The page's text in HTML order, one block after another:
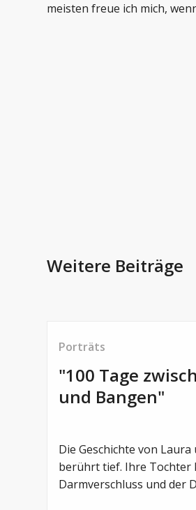
meisten freue ich mich,
Weitere Beiträge
Porträts
"100 Tage
und Bangen"
Die Geschichte von
berührt tief. Ihre Tochter
Darmverschluss und der